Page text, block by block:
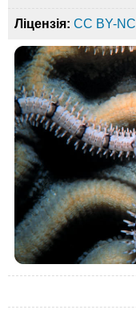
Ліцензія: CC BY-NC